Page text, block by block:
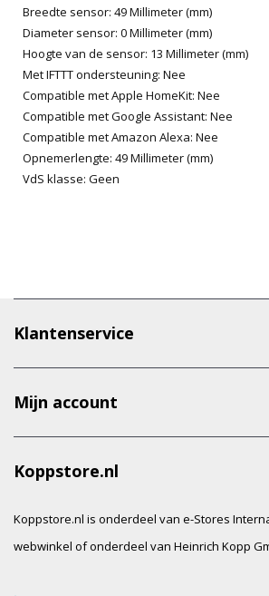
Breedte sensor: 49 Millimeter (mm)
Diameter sensor: 0 Millimeter (mm)
Hoogte van de sensor: 13 Millimeter (mm)
Met IFTTT ondersteuning: Nee
Compatible met Apple HomeKit: Nee
Compatible met Google Assistant: Nee
Compatible met Amazon Alexa: Nee
Opnemerlengte: 49 Millimeter (mm)
VdS klasse: Geen
Klantenservice
Mijn account
Koppstore.nl
Koppstore.nl is onderdeel van e-Stores
webwinkel of onderdeel van Heinrich Kopp